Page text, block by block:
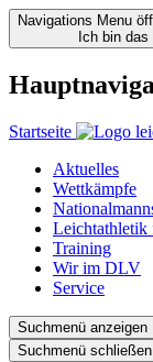
Navigations Menu
Ich bin das
Startseite
Aktuelles
Wettkämpfe
Leichtathletik
Training
Wir im DLV
Service
Suchmenü anzeigen
Suchmenü schließen